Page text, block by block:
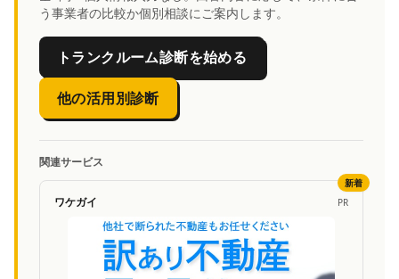
う事業者の比較か個別相談にご案内します。
トランクルーム診断を始める
他の活用別診断
関連サービス
ワケガイ PR
新着